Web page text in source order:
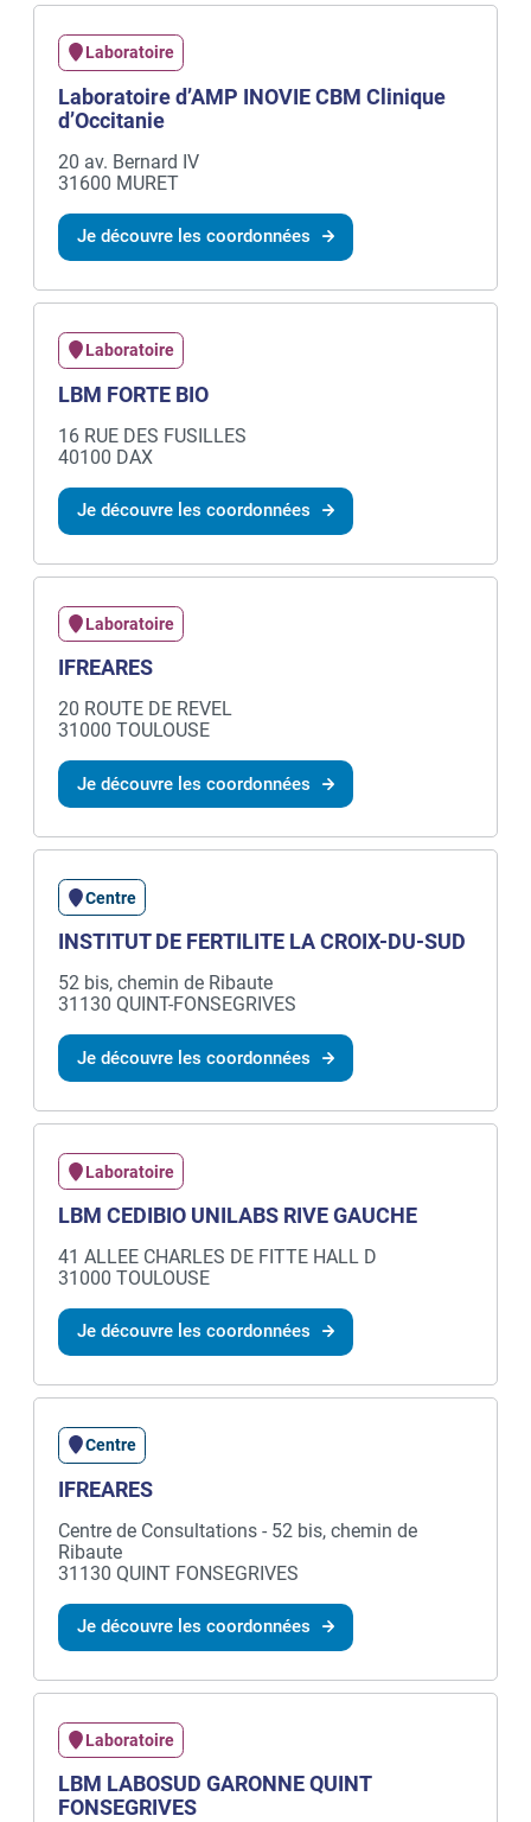
Laboratoire
Laboratoire d’AMP INOVIE CBM Clinique
d’Occitanie
20 av. Bernard IV
31600 MURET
Je découvre les coordonnées
Laboratoire
LBM FORTE BIO
16 RUE DES FUSILLES
40100 DAX
Je découvre les coordonnées
Laboratoire
IFREARES
20 ROUTE DE REVEL
31000 TOULOUSE
Je découvre les coordonnées
Centre
INSTITUT DE FERTILITE LA CROIX-DU-SUD
52 bis, chemin de Ribaute
31130 QUINT-FONSEGRIVES
Je découvre les coordonnées
Laboratoire
LBM CEDIBIO UNILABS RIVE GAUCHE
41 ALLEE CHARLES DE FITTE HALL D
31000 TOULOUSE
Je découvre les coordonnées
Centre
IFREARES
Centre de Consultations - 52 bis, chemin de
Ribaute
31130 QUINT FONSEGRIVES
Je découvre les coordonnées
Laboratoire
LBM LABOSUD GARONNE QUINT
FONSEGRIVES